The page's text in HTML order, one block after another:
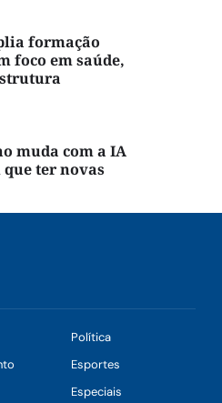
formação
foco em saúde,
muda com a IA
ter novas
Política
Esportes
Especiais